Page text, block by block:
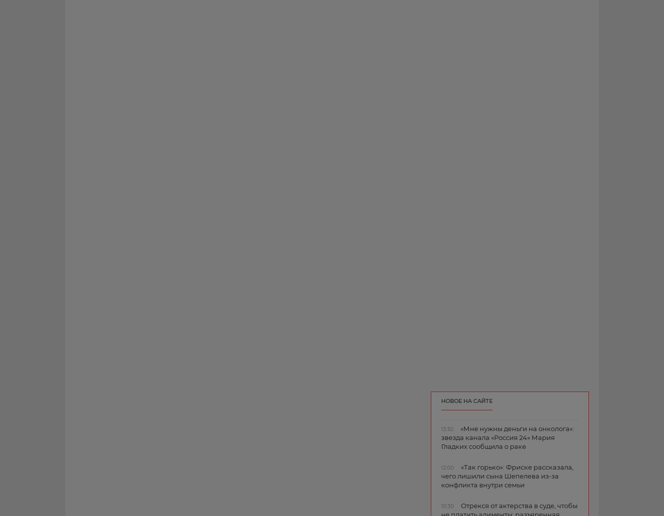
НОВОЕ НА САЙТЕ
13:30
«Мне нужны деньги на онколога»:
звезда канала «Россия 24» Мария
Гладких сообщила о раке
12:00
«Так горько»: Фриске рассказала,
чего лишили сына Шепелева из-за
конфликта внутри семьи
10:30
Отрекся от актерства в суде, чтобы